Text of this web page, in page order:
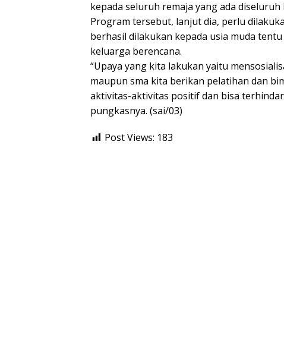
kepada seluruh remaja yang ada diseluruh
Program tersebut, lanjut dia, perlu
berhasil dilakukan kepada usia muda
keluarga berencana.
“Upaya yang kita lakukan yaitu
maupun sma kita berikan pelatihan dan
aktivitas-aktivitas positif dan bisa
pungkasnya. (sai/03)
Post Views: 183